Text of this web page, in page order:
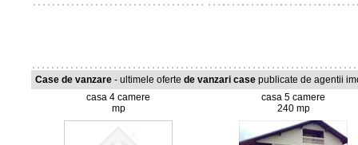
Case de vanzare- ultimele oferte de vanzari casepublicate de agentii
casa 4 camere
mp
casa 5 camere
240 mp